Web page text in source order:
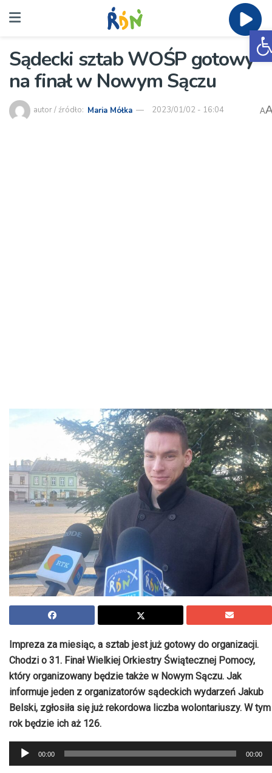
Sądecki sztab WOŚP gotowy
na finał w Nowym Sączu
autor / źródło: Maria Mółka 2023/01/02 - 16:04 A
Impreza za miesiąc, a sztab jest już gotowy do organizacji.
Chodzi o 31. Finał Wielkiej Orkiestry Świątecznej Pomocy,
który organizowany będzie także w Nowym Sączu. Jak
informuje jeden z organizatorów sądeckich wydarzeń Jakub
Belski, zgłosiła się już rekordowa liczba wolontariuszy. W tym
rok będzie ich aż 126.
Odtwarzacz
plików
00:00 00:00